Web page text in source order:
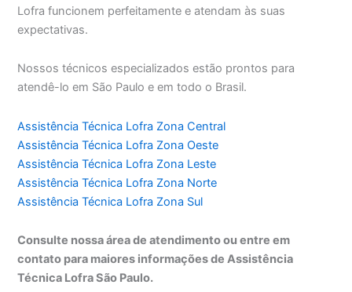
Lofra funcionem perfeitamente e atendam às suas
expectativas.
Nossos técnicos especializados estão prontos para
atendê-lo em São Paulo e em todo o Brasil.
Assistência Técnica Lofra Zona Central
Assistência Técnica Lofra Zona Oeste
Assistência Técnica Lofra Zona Leste
Assistência Técnica Lofra Zona Norte
Assistência Técnica Lofra Zona Sul
Consulte nossa área de atendimento ou entre em
contato para maiores informações de Assistência
Técnica Lofra São Paulo.